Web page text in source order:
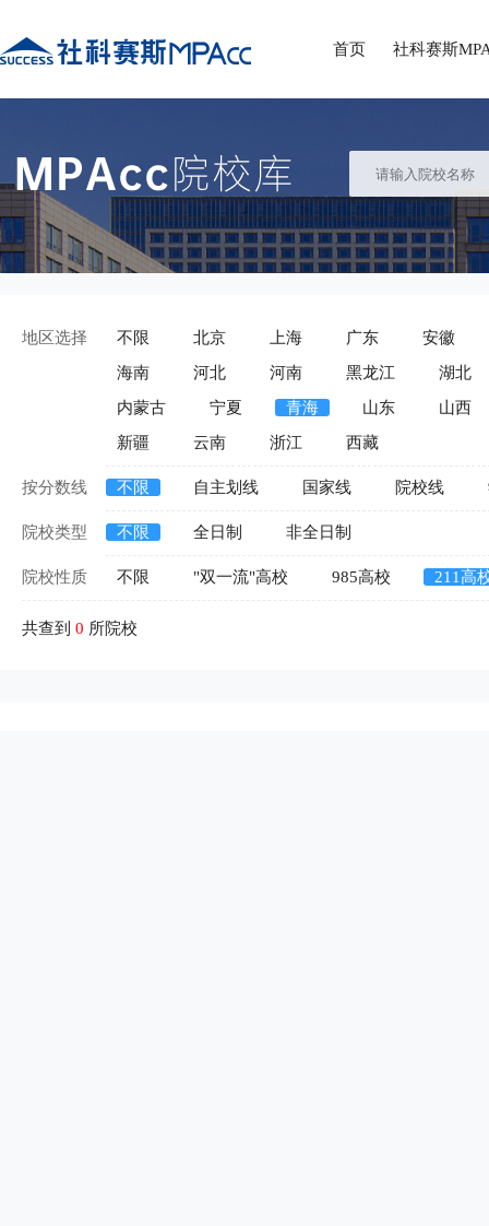
首页 社科赛斯
地区选择 不限 北京 上海 广东
安徽
海南
河北 河南 黑龙江
湖北
内蒙古
宁夏 青海 山东
山西
新疆
云南 浙江 西藏
按分数线 不限 自主划线 国家线 院校线
院校类型 不限 全日制 非全日制
院校性质 不限 "双一流"高校 985高校 211高
共查到 0 所院校